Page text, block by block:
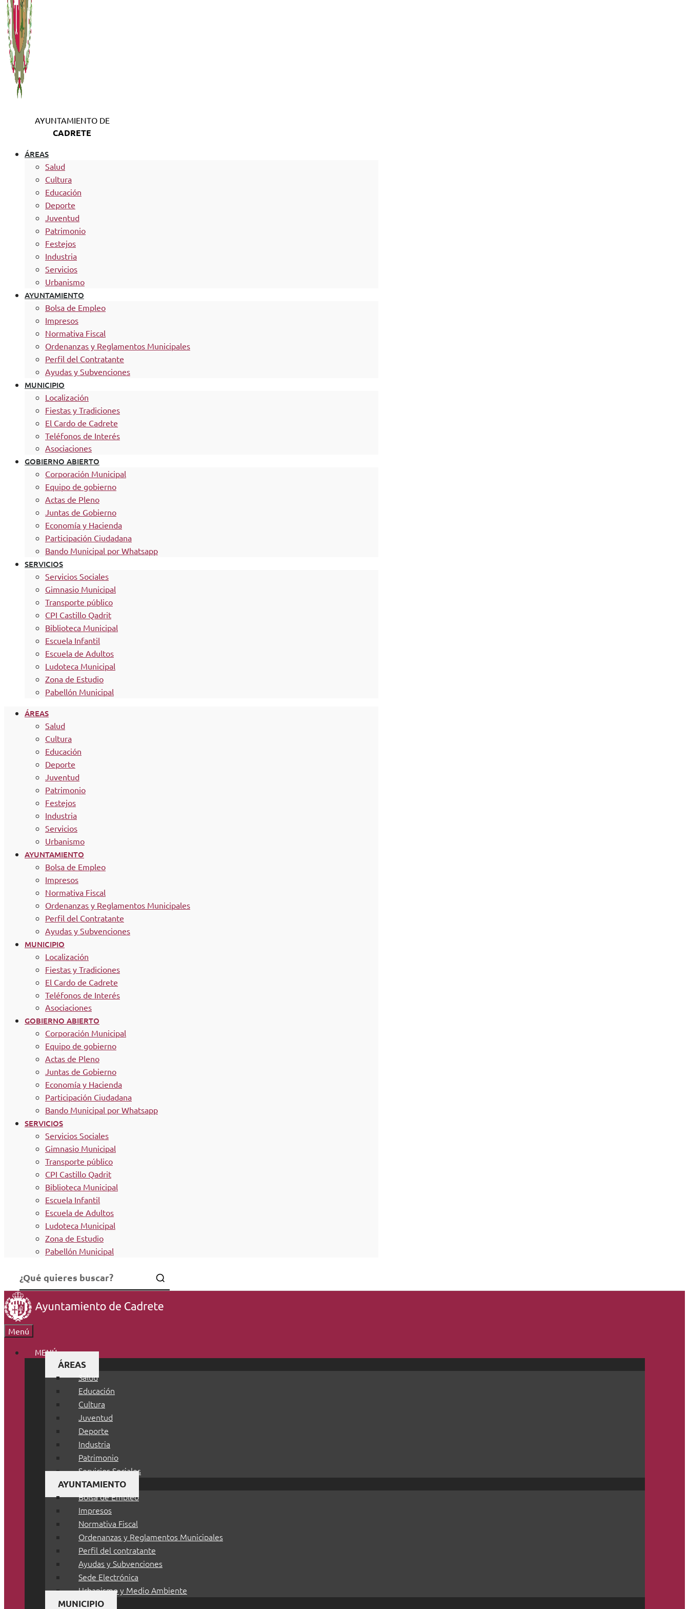
AYUNTAMIENTO DE
CADRETE
ÁREAS
Salud
Cultura
Educación
Deporte
Juventud
Patrimonio
Festejos
Industria
Servicios
Urbanismo
AYUNTAMIENTO
Bolsa de Empleo
Impresos
Normativa Fiscal
Ordenanzas y Reglamentos Municipales
Perfil del Contratante
Ayudas y Subvenciones
MUNICIPIO
Localización
Fiestas y Tradiciones
El Cardo de Cadrete
Teléfonos de Interés
Asociaciones
GOBIERNO ABIERTO
Corporación Municipal
Equipo de gobierno
Actas de Pleno
Juntas de Gobierno
Economía y Hacienda
Participación Ciudadana
Bando Municipal por Whatsapp
SERVICIOS
Servicios Sociales
Gimnasio Municipal
Transporte público
CPI Castillo Qadrit
Biblioteca Municipal
Escuela Infantil
Escuela de Adultos
Ludoteca Municipal
Zona de Estudio
Pabellón Municipal
ÁREAS
Salud
Cultura
Educación
Deporte
Juventud
Patrimonio
Festejos
Industria
Servicios
Urbanismo
AYUNTAMIENTO
Bolsa de Empleo
Impresos
Normativa Fiscal
Ordenanzas y Reglamentos Municipales
Perfil del Contratante
Ayudas y Subvenciones
MUNICIPIO
Localización
Fiestas y Tradiciones
El Cardo de Cadrete
Teléfonos de Interés
Asociaciones
GOBIERNO ABIERTO
Corporación Municipal
Equipo de gobierno
Actas de Pleno
Juntas de Gobierno
Economía y Hacienda
Participación Ciudadana
Bando Municipal por Whatsapp
SERVICIOS
Servicios Sociales
Gimnasio Municipal
Transporte público
CPI Castillo Qadrit
Biblioteca Municipal
Escuela Infantil
Escuela de Adultos
Ludoteca Municipal
Zona de Estudio
Pabellón Municipal
Menú
MENÚ
ÁREAS
Salud
Educación
Cultura
Juventud
Deporte
Industria
Patrimonio
Servicios Sociales
AYUNTAMIENTO
Bolsa de Empleo
Impresos
Normativa Fiscal
Ordenanzas y Reglamentos Municipales
Perfil del contratante
Ayudas y Subvenciones
Sede Electrónica
Urbanismo y Medio Ambiente
MUNICIPIO